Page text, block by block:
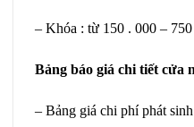
– Khóa : từ 150 . 000 –
Bảng báo giá chi tiết cửa
– Bảng giá chi phí phát